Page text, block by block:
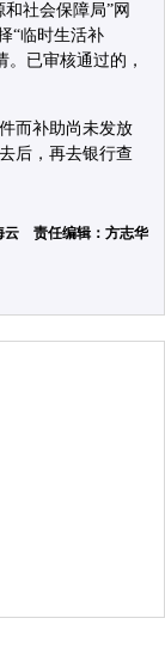
社会保障局”网
“临时生活补
。已审核通过的，
而补助尚未发放
后，再去银行查
责任编辑：方志华